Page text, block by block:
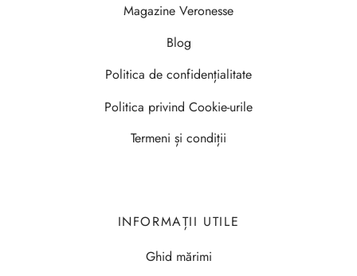
Magazine Veronesse
Blog
Politica de confidențialitate
Politica privind Cookie-urile
Termeni și condiții
INFORMAȚII UTILE
Ghid mărimi